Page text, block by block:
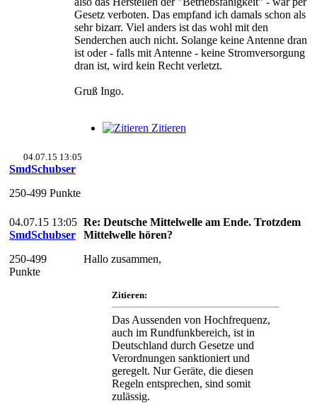
Gesetz verboten. Das empfand ich damals schon als
sehr bizarr. Viel anders ist das wohl mit den
Senderchen auch nicht. Solange keine Antenne dran
ist oder - falls mit Antenne - keine Stromversorgung
dran ist, wird kein Recht verletzt.
Gruß Ingo.
Zitieren
04.07.15 13:05
SmdSchubser
250-499 Punkte
04.07.15 13:05
SmdSchubser
250-499
Punkte
Re: Deutsche Mittelwelle am Ende. Trotzdem
Mittelwelle hören?
Hallo zusammen,
Zitieren:
Das Aussenden von Hochfrequenz,
auch im Rundfunkbereich, ist in
Deutschland durch Gesetze und
Verordnungen sanktioniert und
geregelt. Nur Geräte, die diesen
Regeln entsprechen, sind somit
zulässig.